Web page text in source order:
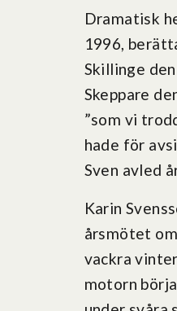
Dramatisk
1996,
Skillinge
Skeppare
”som vi
hade för
Sven avled
Karin
årsmötet
vackra
motorn